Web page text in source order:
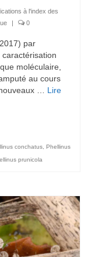
à l'index des
0
par
moléculaire,
au cours
… Lire
conchatus, Phellinus
prunicola